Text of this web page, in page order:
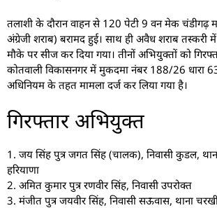
तलाशी के दौरान वाहन से 120 पेटी 9 वन मेक चंडीगढ़
अंग्रेजी शराब) बरामद हुई। साथ ही अवैध शराब तस्करी
मौके पर सीज कर दिया गया। तीनों अभियुक्तों को
कोतवाली विकासनगर में मुकदमा नंबर 188/26 धारा
अधिनियम के तहत मामला दर्ज कर लिया गया है।
गिरफ्तार अभियुक्त
1. जय सिंह पुत्र जगत सिंह (चालक), निवासी कुडल,
हरियाणा
2. अमित कुमार पुत्र रणवीर सिंह, निवासी उपरोक्त
3. मंजीत पुत्र जयवीर सिंह, निवासी सऊवास, थाना चरखी